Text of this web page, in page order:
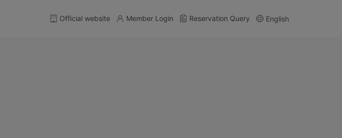
Official website Member Login Reservation Query English